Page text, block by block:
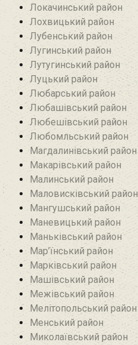
Локачинський район
Лохвицький район
Лубенський район
Лугинський район‎
Лутугинський район
Луцький район
Любарський район‎
Любашівський район‎
Любешівський район
Любомльський район
Магдалинівський район
Макарівський район
Малинський район
Маловисківський район
Мангушський район
Маневицький район
Маньківський район‎
Мар’їнський район‎
Марківський район
Машівський район‎
Межівський район
Мелітопольський район
Менський район
Миколаївський район